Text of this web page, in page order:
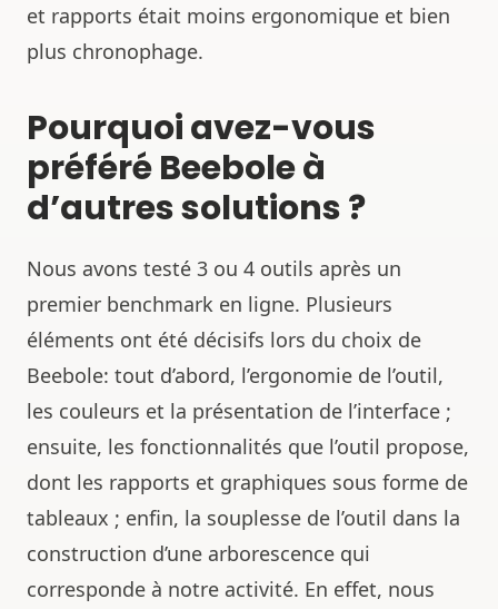
et rapports était moins ergonomique et bien
plus chronophage.
Pourquoi avez-vous
préféré Beebole à
d’autres solutions ?
Nous avons testé 3 ou 4 outils après un
premier benchmark en ligne. Plusieurs
éléments ont été décisifs lors du choix de
Beebole: tout d’abord, l’ergonomie de l’outil,
les couleurs et la présentation de l’interface ;
ensuite, les fonctionnalités que l’outil propose,
dont les rapports et graphiques sous forme de
tableaux ; enfin, la souplesse de l’outil dans la
construction d’une arborescence qui
corresponde à notre activité. En effet, nous